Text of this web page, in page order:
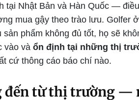
tại Nhật Bản và Hàn Quốc —
mua gậy theo trào lưu. Golfer
sản phẩm không đủ tốt, họ sẽ
vào và ổn định tại những thị
cứ thông cáo báo chí nào.
đến từ thị trường —